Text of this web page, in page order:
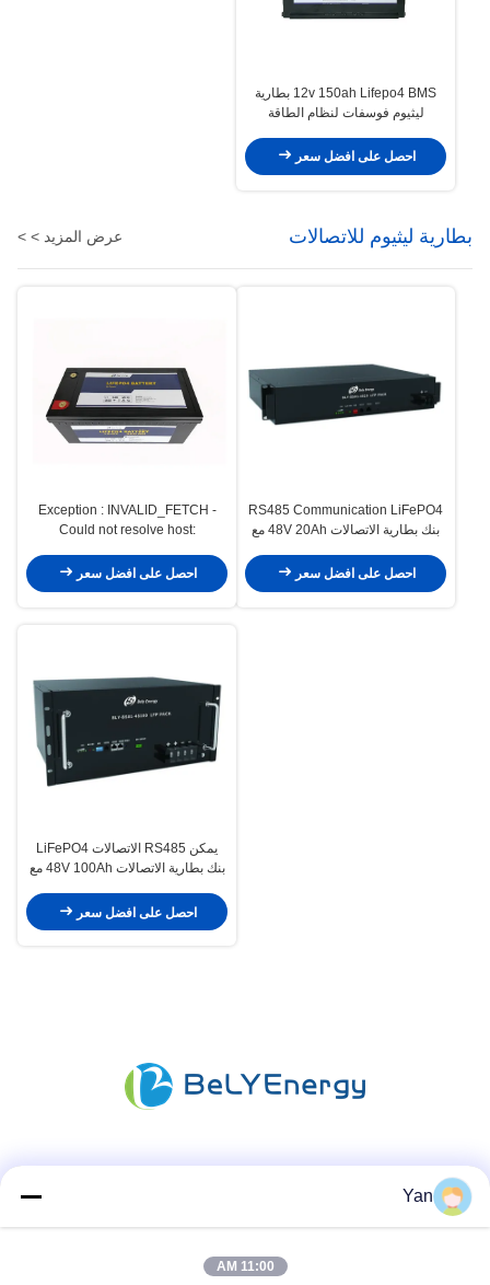
12v 150ah Lifepo4 BMS بطارية
ليثيوم فوسفات لنظام الطاقة
احصل على افضل سعر
بطارية ليثيوم للاتصالات عرض المزيد > >
RS485 Communication LiFePO4
بنك بطارية الاتصالات 48V 20Ah مع
احصل على افضل سعر
Exception : INVALID_FETCH -
Could not resolve host:
error ip=52.118.0.231
احصل على افضل سعر
يمكن RS485 الاتصالات LiFePO4
بنك بطارية الاتصالات 48V 100Ah مع
احصل على افضل سعر
اتصال سريع
Yan
11:00 AM